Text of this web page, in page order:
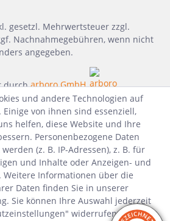
gesetzl. Mehrwertsteuer zzgl.
Nachnahmegebühren, wenn nicht
angegeben.
durcharboro GmbH
und andere Technologien auf
Einige von ihnen sind essenziell,
helfen, diese Website und Ihre
Personenbezogene Daten
(z. B. IP-Adressen), z. B. für
und Inhalte oder Anzeigen- und
Weitere Informationen über die
Daten finden Sie in unserer
Sie können Ihre Auswahl jederzeit
widerrufen oder